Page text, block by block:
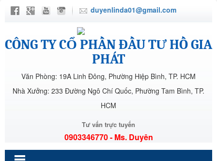
duyenlinda01@gmail.com
CÔNG TY CỔ PHẦN ĐẦU TƯ HỒ GIA
PHÁT
Văn Phòng: 19A Linh Đông, Phường Hiệp Bình, TP. HCM
Nhà Xưởng: 233 Đường Ngô Chí Quốc, Phường Tam Bình, TP.
HCM
Tư vấn trực tuyến
0903346770 - Ms. Duyên